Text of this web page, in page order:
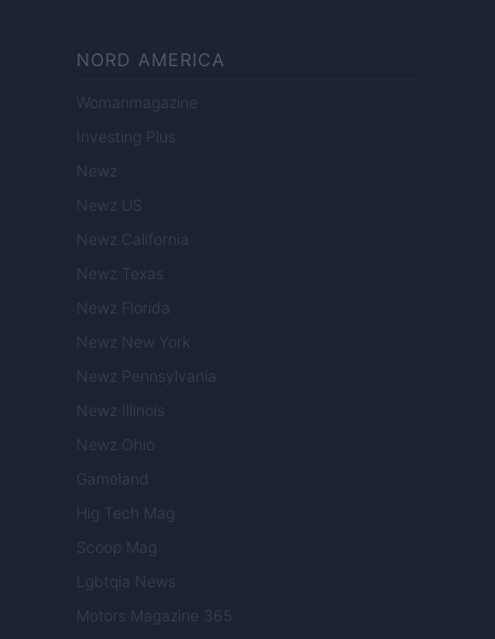
NORD AMERICA
Womanmagazine
Investing Plus
Newz
Newz US
Newz California
Newz Texas
Newz Florida
Newz New York
Newz Pennsylvania
Newz Illinois
Newz Ohio
Gameland
Hig Tech Mag
Scoop Mag
Lgbtqia News
Motors Magazine 365